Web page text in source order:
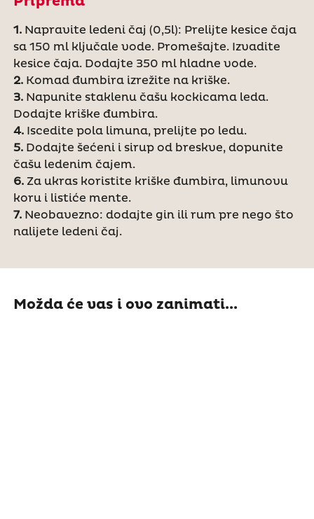
1. Napravite ledeni čaj (0,5l): Prelijte kesice čaja
sa 150 ml ključale vode. Promešajte. Izvadite
kesice čaja. Dodajte 350 ml hladne vode.
2.Komad đumbira izrežite na kriške.
3. Napunite staklenu čašu kockicama leda.
Dodajte kriške đumbira.
4.Iscedite pola limuna, prelijte po ledu.
5.Dodajte šećeni i sirup od breskve, dopunite
čašu ledenim čajem.
6.Za ukras koristite kriške đumbira, limunovu
koru i listiće mente.
7.Neobavezno: dodajte gin ili rum pre nego što
nalijete ledeni čaj.
Možda će vas i ovo zanimati...